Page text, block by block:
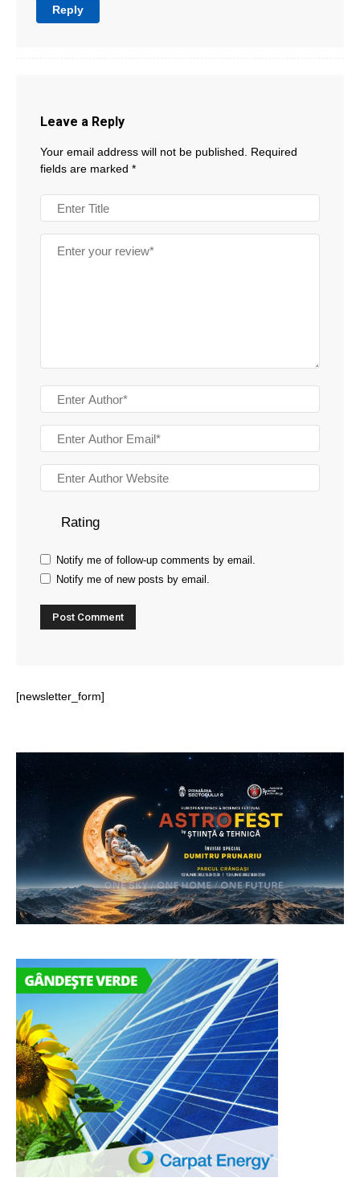
Reply
Leave a Reply
Your email address will not be published. Required
fields are marked *
Rating
Notify me of follow-up comments by email.
Notify me of new posts by email.
[newsletter_form]